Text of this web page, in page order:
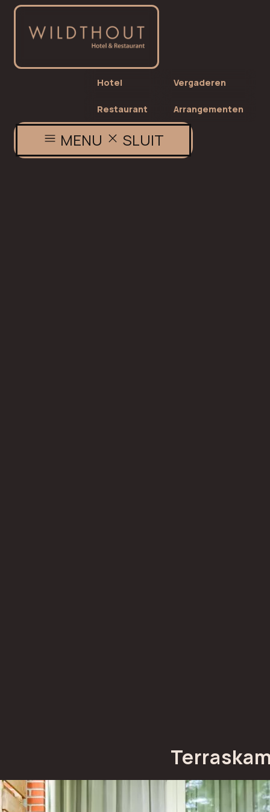
Hotel
Restaurant
Vergaderen
Arrangementen
MENU SLUIT